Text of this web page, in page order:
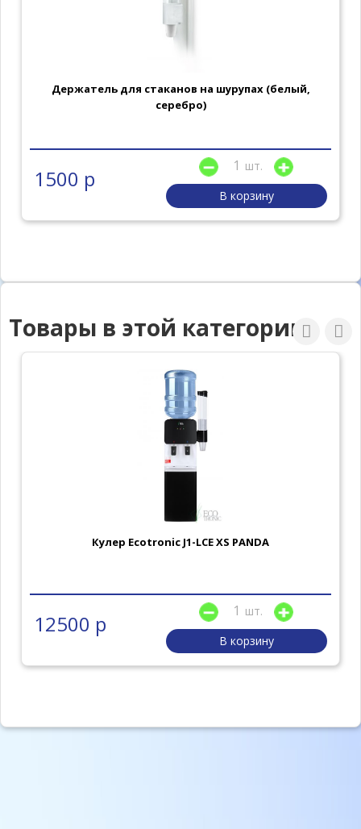
Держатель для стаканов на шурупах (белый,
серебро)
1500 р
шт.
В корзину
Товары в этой категории
Кулер Ecotronic J1-LCE XS PANDA
12500 р
шт.
В корзину